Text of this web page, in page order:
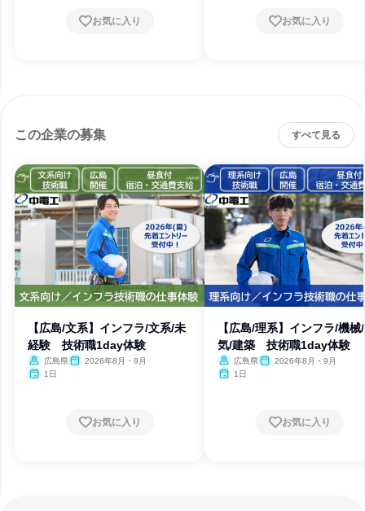
お気に入り お気に入り
この企業の募集 すべて見る
【広島/文系】インフラ/文系/未
経験 技術職1day体験
広島県
2026年8月・9月
1日
お気に入り
【広島/理系】インフラ/機械
気/建築 技術職1day体験
広島県
2026年8月・9月
1日
お気に入り